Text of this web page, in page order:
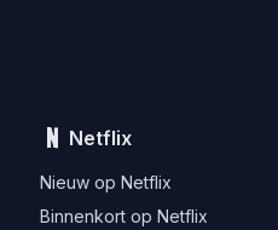
Netflix
Nieuw op Netflix
Binnenkort op Netflix